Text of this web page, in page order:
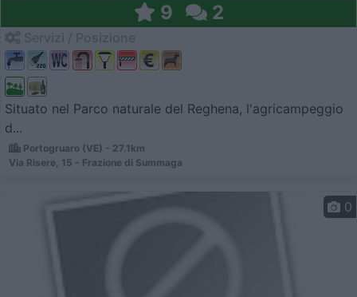
9 2
Situato nel Parco naturale del Reghena, l'agricampeggio
d...
Portogruaro (VE) - 27.1km
Via Risere, 15 - Frazione di Summaga
0